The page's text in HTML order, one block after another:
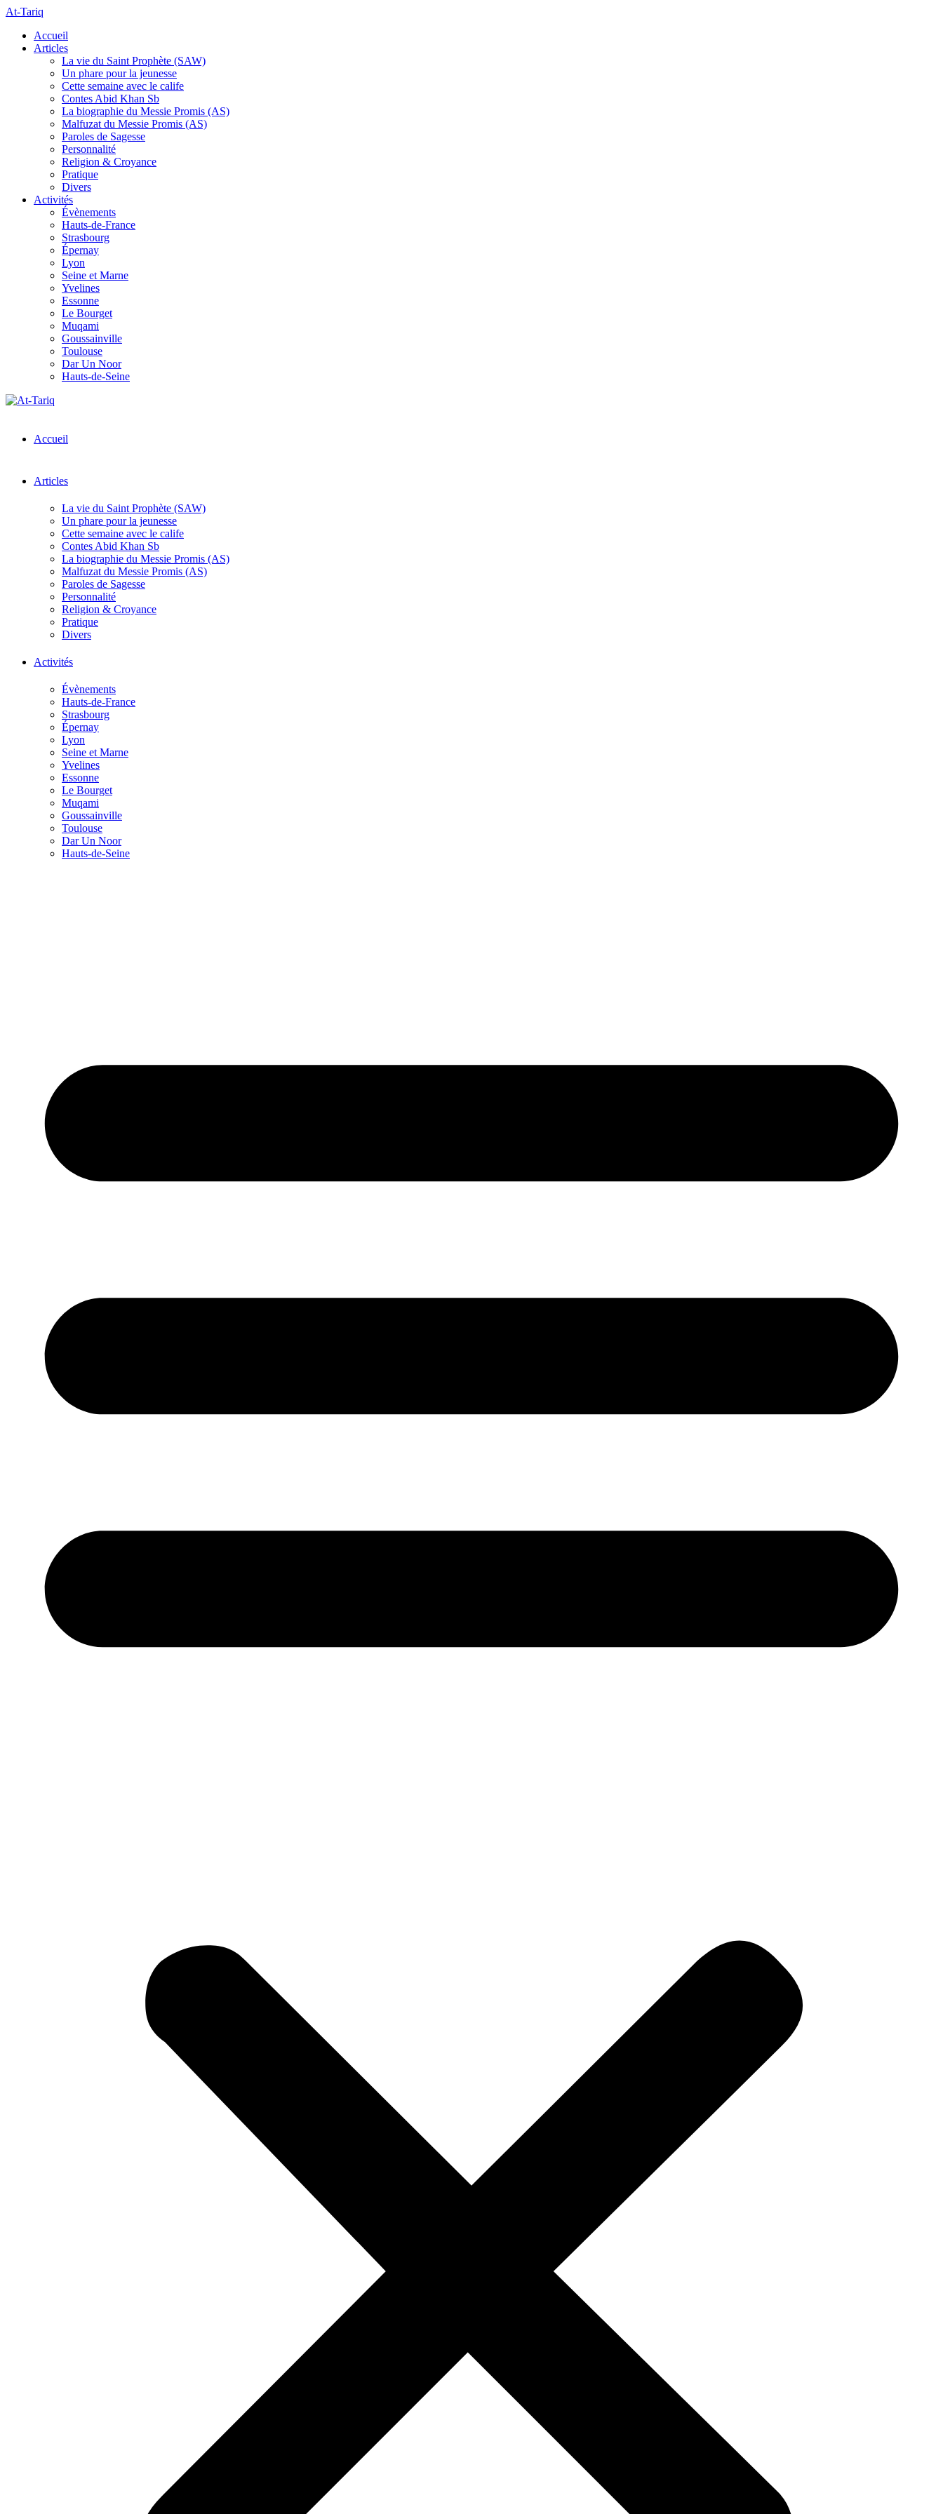
At-Tariq
Accueil
Articles
La vie du Saint Prophète (SAW)
Un phare pour la jeunesse
Cette semaine avec le calife
Contes Abid Khan Sb
La biographie du Messie Promis (AS)
Malfuzat du Messie Promis (AS)
Paroles de Sagesse
Personnalité
Religion & Croyance
Pratique
Divers
Activités
Évènements
Hauts-de-France
Strasbourg
Épernay
Lyon
Seine et Marne
Yvelines
Essonne
Le Bourget
Muqami
Goussainville
Toulouse
Dar Un Noor
Hauts-de-Seine
Accueil
Articles
La vie du Saint Prophète (SAW)
Un phare pour la jeunesse
Cette semaine avec le calife
Contes Abid Khan Sb
La biographie du Messie Promis (AS)
Malfuzat du Messie Promis (AS)
Paroles de Sagesse
Personnalité
Religion & Croyance
Pratique
Divers
Activités
Évènements
Hauts-de-France
Strasbourg
Épernay
Lyon
Seine et Marne
Yvelines
Essonne
Le Bourget
Muqami
Goussainville
Toulouse
Dar Un Noor
Hauts-de-Seine